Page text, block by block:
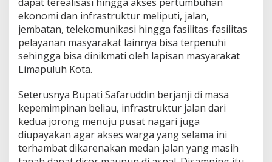
ekonomi dan infrastruktur meliputi, jalan,
jembatan, telekomunikasi hingga fasilitas-fasilitas
pelayanan masyarakat lainnya bisa terpenuhi
sehingga bisa dinikmati oleh lapisan masyarakat
Limapuluh Kota.
Seterusnya Bupati Safaruddin berjanji di masa
kepemimpinan beliau, infrastruktur jalan dari
kedua jorong menuju pusat nagari juga
diupayakan agar akses warga yang selama ini
terhambat dikarenakan medan jalan yang masih